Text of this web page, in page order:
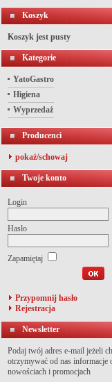
Koszyk
Koszyk jest pusty
Kategorie
YatoGastro
Higiena
Wyprzedaż
Producenci
pokaż/schowaj
Twoje konto
Login
Hasło
Zapamiętaj
Przypomnij hasło
Rejestracja
Newsletter
Podaj twój adres e-mail jeżeli
otrzymywać od nas informacje
nowościach i promocjach